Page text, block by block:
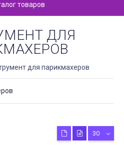
товаров
ДЛЯ
для парикмахеров
30